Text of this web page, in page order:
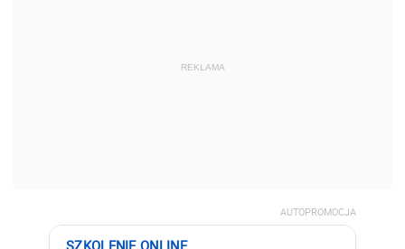
REKLAMA
AUTOPROMOCJA